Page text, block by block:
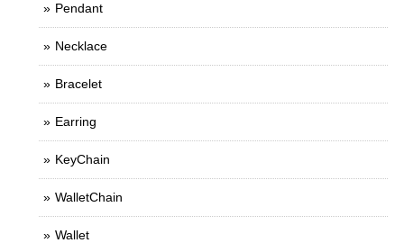
Pendant
Necklace
Bracelet
Earring
KeyChain
WalletChain
Wallet